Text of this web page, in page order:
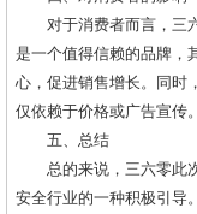
对于消费者而言，三
是一个值得信赖的品牌，
心，促进销售增长。同时
仅依赖于价格或广告宣传。
五、总结
总的来说，三六零此
安全行业的一种积极引导